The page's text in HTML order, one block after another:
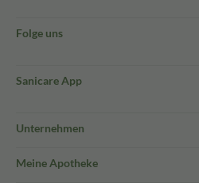
Folge uns
Sanicare App
Unternehmen
Meine Apotheke